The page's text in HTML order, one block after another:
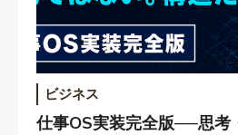
ビジネス
仕事OS実装完全版──思考